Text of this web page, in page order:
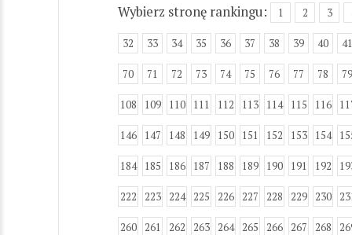
Wybierz stronę rankingu: 1 2 3
32 33 34 35 36 37 38 39 40 41
70 71 72 73 74 75 76 77 78 79
108 109 110 111 112 113 114 115 116
146 147 148 149 150 151 152 153 154
184 185 186 187 188 189 190 191 192
222 223 224 225 226 227 228 229 230
260 261 262 263 264 265 266 267 268